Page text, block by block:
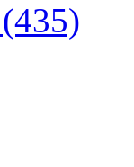
(435)